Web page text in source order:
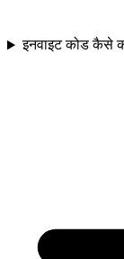
इनवाइट कोड कैसे